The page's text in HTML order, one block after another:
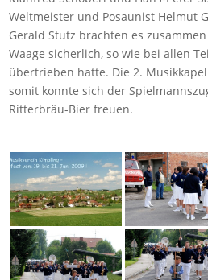
Weltmeister und Posaunist Helmut
Gerald Stutz brachten es
Waage sicherlich, so wie bei allen
übertrieben hatte. Die 2.
somit konnte sich der
Ritterbräu-Bier freuen.